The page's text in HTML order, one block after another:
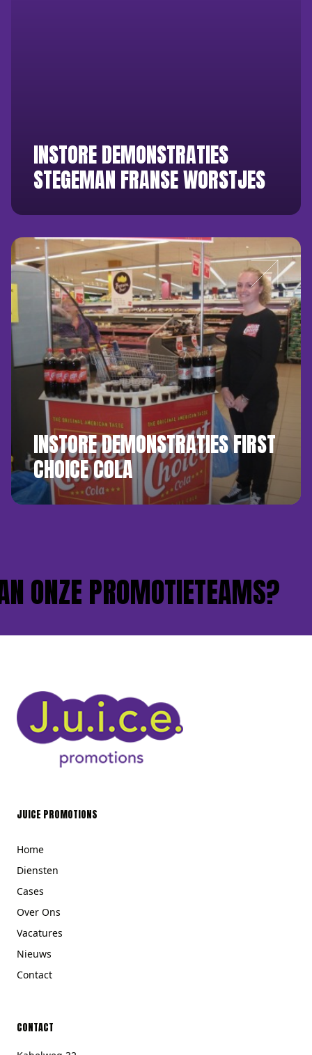
INSTORE DEMONSTRATIES
STEGEMAN FRANSE WORSTJES
INSTORE DEMONSTRATIES FIRST
CHOICE COLA
PROMOTIETEAMS?
JUICE PROMOTIONS
Home
Diensten
Cases
Over Ons
Vacatures
Nieuws
Contact
CONTACT